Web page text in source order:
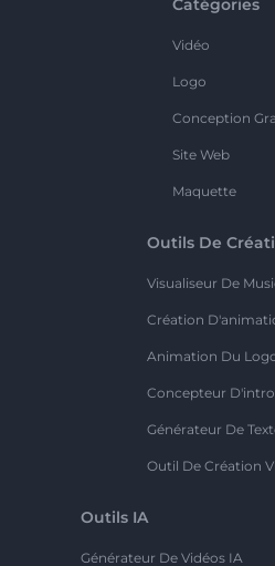
Catégories
Vidéo
Logo
Conception
Site Web
Maquette
Outils De
Visualiseur De
Création
Animation Du
Concepteur D'intro
Générateur De
Outil De Création
Outils IA
Générateur De Vidéos IA